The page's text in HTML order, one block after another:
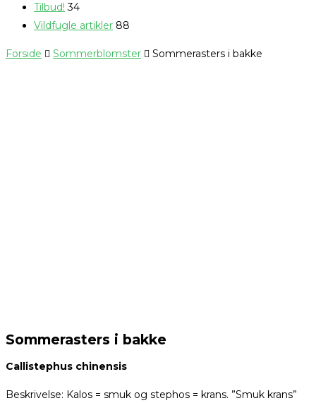
Tilbud! 34
Vildfugle artikler 88
Forside Sommerblomster Sommerasters i bakke
Sommerasters i bakke
Callistephus chinensis
Beskrivelse: Kalos = smuk og stephos = krans. ”Smuk krans”